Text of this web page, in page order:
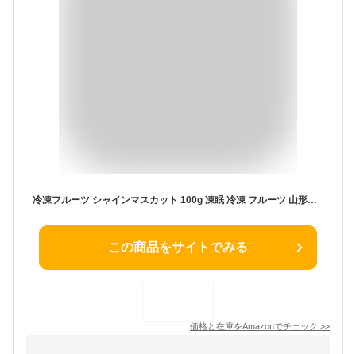
冷凍フルーツ シャインマスカット 100g 凍眠 冷凍 フルーツ 山形県産
この商品をサイトでみる
価格と在庫をAmazonでチェック >>